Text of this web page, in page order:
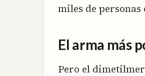
miles de
El arma más
Pero el